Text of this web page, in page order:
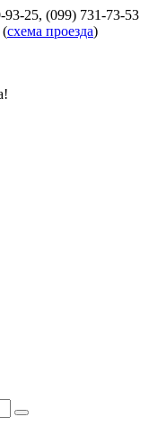
25, (099) 731-73-53
(схема проезда)